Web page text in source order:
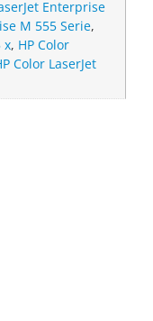
Enterprise
M 555 Serie,
x, HP Color
Color LaserJet